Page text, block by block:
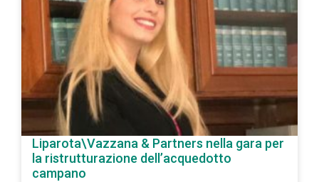
Liparota\Vazzana & Partners nella gara per
la ristrutturazione dell’acquedotto
campano